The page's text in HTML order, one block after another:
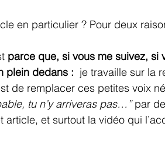
en particulier ? Pour deux
parce que, si vous me suivez, si
plein dedans : je travaille sur la
de remplacer ces petites voix
tu n’y arriveras pas…” par
article, et surtout la vidéo qui